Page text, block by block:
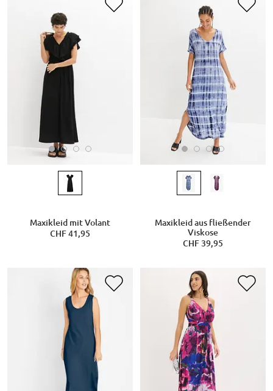
Maxikleid mit Volant
CHF 41,95
Maxikleid aus fließender
Viskose
CHF 39,95